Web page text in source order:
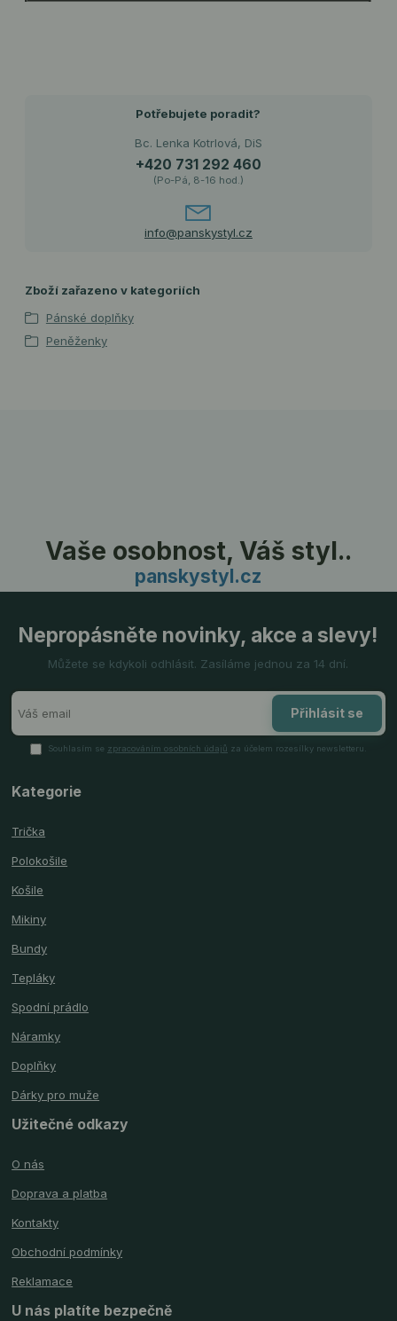
Potřebujete poradit?
Bc. Lenka Kotrlová, DiS
+420 731 292 460
(Po-Pá, 8-16 hod.)
info@panskystyl.cz
Zboží zařazeno v kategoriích
Pánské doplňky
Peněženky
Vaše osobnost, Váš styl..
panskystyl.cz
Nepropásněte novinky, akce a slevy!
Můžete se kdykoli odhlásit. Zasíláme jednou za 14 dní.
Přihlásit se
Souhlasím se zpracováním osobních údajů za účelem rozesílky newsletteru.
Kategorie
Trička
Polokošile
Košile
Mikiny
Bundy
Tepláky
Spodní prádlo
Náramky
Doplňky
Dárky pro muže
Užitečné odkazy
O nás
Doprava a platba
Kontakty
Obchodní podmínky
Reklamace
U nás platíte bezpečně